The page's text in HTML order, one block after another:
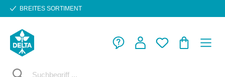
Zum Hauptinhalt springen
BREITES SORTIMENT